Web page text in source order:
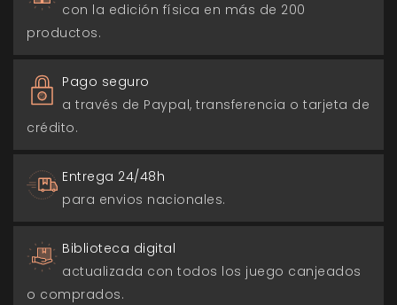
con la edición física en más de 200
productos.
Pago seguro
a través de Paypal, transferencia o tarjeta de
crédito.
Entrega 24/48h
para envios nacionales.
Biblioteca digital
actualizada con todos los juego canjeados
o comprados.